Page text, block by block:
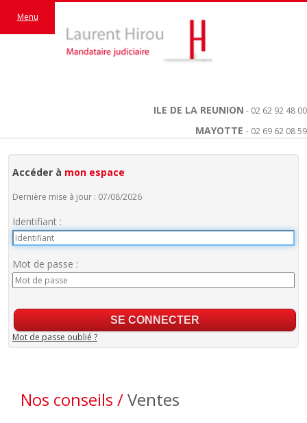
ILE DE LA REUNION - 02 62 92 48 00
MAYOTTE - 02 69 62 08 59
Menu
Accéder à mon espace
Dernière mise à jour : 07/08/2026
Identifiant :
Mot de passe :
Mot de passe oublié ?
Nos conseils /Ventes